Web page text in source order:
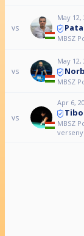
vs
May 12,
MBSZ
vs
May 12,
MBSZ
vs
Apr 6,
MBSZ
verseny